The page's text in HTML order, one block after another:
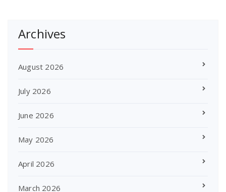
Archives
August 2026
July 2026
June 2026
May 2026
April 2026
March 2026